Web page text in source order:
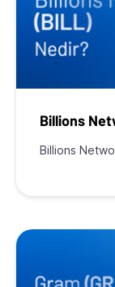
Billions
Billions